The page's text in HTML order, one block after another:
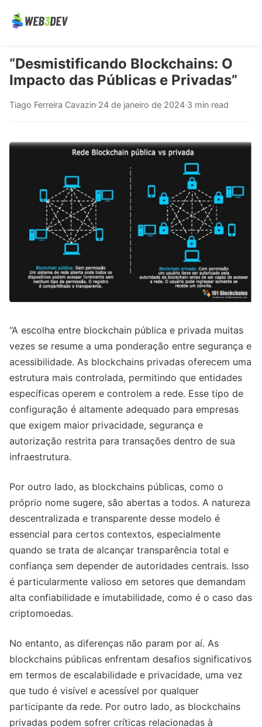
“Desmistificando Blockchains: O
Impacto das Públicas e Privadas”
Tiago Ferreira Cavazin·24 de janeiro de 2024·3 min read
“A escolha entre blockchain pública e privada muitas
vezes se resume a uma ponderação entre segurança e
acessibilidade. As blockchains privadas oferecem uma
estrutura mais controlada, permitindo que entidades
específicas operem e controlem a rede. Esse tipo de
configuração é altamente adequado para empresas
que exigem maior privacidade, segurança e
autorização restrita para transações dentro de sua
infraestrutura.
Por outro lado, as blockchains públicas, como o
próprio nome sugere, são abertas a todos. A natureza
descentralizada e transparente desse modelo é
essencial para certos contextos, especialmente
quando se trata de alcançar transparência total e
confiança sem depender de autoridades centrais. Isso
é particularmente valioso em setores que demandam
alta confiabilidade e imutabilidade, como é o caso das
criptomoedas.
No entanto, as diferenças não param por aí. As
blockchains públicas enfrentam desafios significativos
em termos de escalabilidade e privacidade, uma vez
que tudo é visível e acessível por qualquer
participante da rede. Por outro lado, as blockchains
privadas podem sofrer críticas relacionadas à